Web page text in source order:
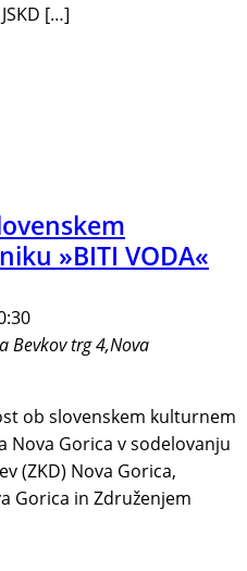
[…]
»BITI VODA«
Bevkov trg 4,Nova
ob slovenskem kulturnem
Nova Gorica v sodelovanju
(ZKD) Nova Gorica,
Gorica in Združenjem